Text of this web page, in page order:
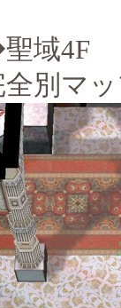
域4F
全別マ